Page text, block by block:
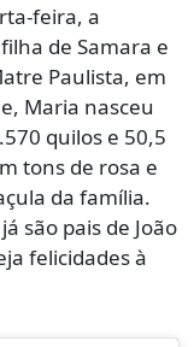
feira, a
de Samara e
Paulista, em
Maria nasceu
quilos e 50,5
tons de rosa e
da família.
são pais de João
felicidades à